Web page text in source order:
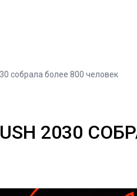
собрала более 800 человек
2030